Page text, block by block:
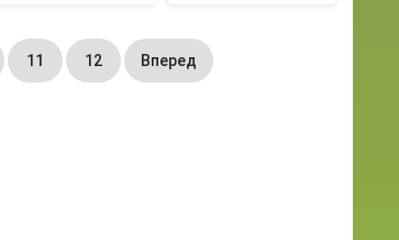
11 12 Вперед